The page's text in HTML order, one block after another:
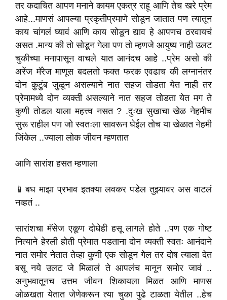
तर कदाचित आपण मनाने कायम एकत्र राहू आणि तेच खरे प्रेम
आहे...माणसं आपल्या प्रकृतीप्रमाणे सोडून जातात पण त्यातून
काय चांगलं घ्यावं आणि काय सोडून द्याव हे आपणच ठरवायचं
असत .मान्य की तो सोडून गेला पण तो म्हणजे आयुष्य नाही उलट
चुकीच्या मनापासून वाचले यात आनंदच आहे ..प्रेम असो की
अरेंज मॅरेज माणूस बदलतो फक्त फरक एवढाच की लग्नानंतर
दोन कुटुंब जुळून असल्याने नात सहज तोडता येत नाही तर
प्रेमामध्ये दोन व्यक्ती असल्याने नात सहज तोडता येत मग ते
कुणी तोडल याला महत्त्व नसत ? .दुःख सुखाचा खेळ नेहमीच
सुरू राहील पण जो स्वतःला सावरून घेईल तोच या खेळात नेहमी
जिंकेल ..ज्याला लोक जीवन म्हणतात
आणि सारांश हसत म्हणाला
📱बघ माझा प्रभाव इतक्या लवकर पडेल तुझ्यावर अस वाटलं
नव्हतं ..
सारांशचा मॅसेज एकूण दोघेही हसू लागले होते ..पण एक गोष्ट
नित्याने हेरली होती प्रेमात पडताना दोन व्यक्ती स्वतः आनंदाने
नात समोर नेतात तेव्हा कुणी एक सोडून गेल तर दोष त्याला देत
बसू नये उलट जे मिळालं ते आपलंच मानून समोर जावं ..
अनुभवातूनच उत्तम जीवन शिकायला मिळत आणि माणस
ओळखता येतात जेणेकरून त्या चुका पुढे टाळता येतील ..हेच